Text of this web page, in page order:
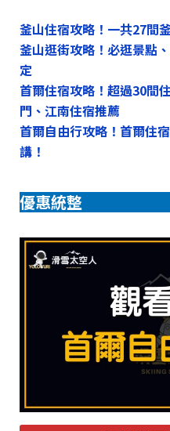
釜山住宿攻略！一共27間
釜山逛街攻略！必逛景點
定
首爾住宿攻略！超過30間
門、江南住宿推薦
首爾自由行攻略！首爾住
講！
優惠統整